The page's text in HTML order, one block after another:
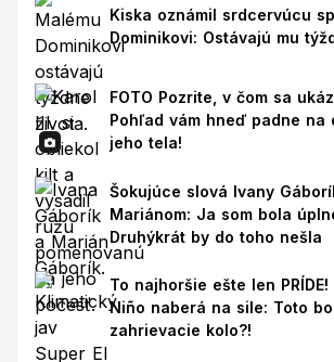
Kiska oznámil srdcervúcu
Dominikovi: Ostávajú mu
FOTO Pozrite, v čom sa
Pohľad vám hneď padne na
jeho tela!
Šokujúce slová Ivany
Mariánom: Ja som bola
Druhýkrát by do toho nešla
To najhoršie ešte len PRÍDE!
Niño naberá na sile: Toto
zahrievacie kolo?!